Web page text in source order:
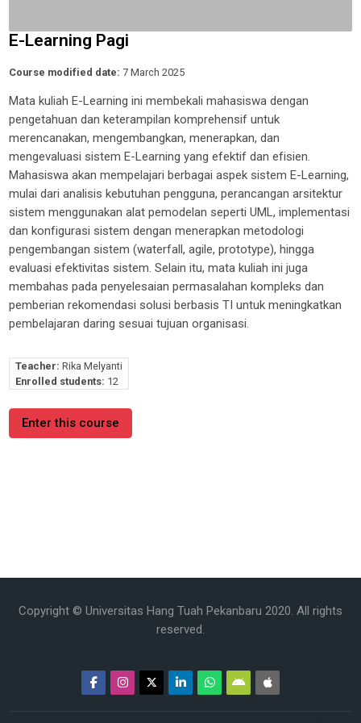
E-Learning Pagi
Course modified date: 7 March 2025
Mata kuliah E-Learning ini membekali mahasiswa dengan
pengetahuan dan keterampilan komprehensif untuk
merencanakan, mengembangkan, menerapkan, dan
mengevaluasi sistem E-Learning yang efektif dan efisien.
Mahasiswa akan mempelajari berbagai aspek sistem E-Learning,
mulai dari analisis kebutuhan pengguna, perancangan arsitektur
sistem menggunakan alat pemodelan seperti UML, implementasi
dan konfigurasi sistem dengan menerapkan metodologi
pengembangan sistem (waterfall, agile, prototype), hingga
evaluasi efektivitas sistem. Selain itu, mata kuliah ini juga
membahas pada penyelesaian permasalahan kompleks dan
pemberian rekomendasi solusi berbasis TI untuk meningkatkan
pembelajaran daring sesuai tujuan organisasi.
Teacher: Rika Melyanti
Enrolled students: 12
Enter this course
Copyright © Universitas Hang Tuah Pekanbaru 2020. All rights
reserved.